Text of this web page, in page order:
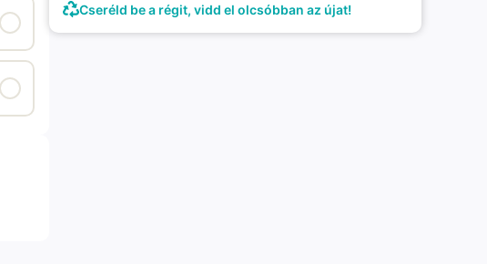
Cseréld be a régit, vidd el olcsóbban az újat!